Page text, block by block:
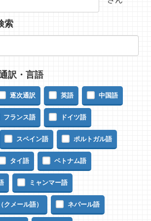
索
訳・言語
逐次通訳 英語 中国語
フランス語 ドイツ語
スペイン語 ポルトガル語
タイ語 ベトナム語
ミャンマー語
クメール語） ネパール語